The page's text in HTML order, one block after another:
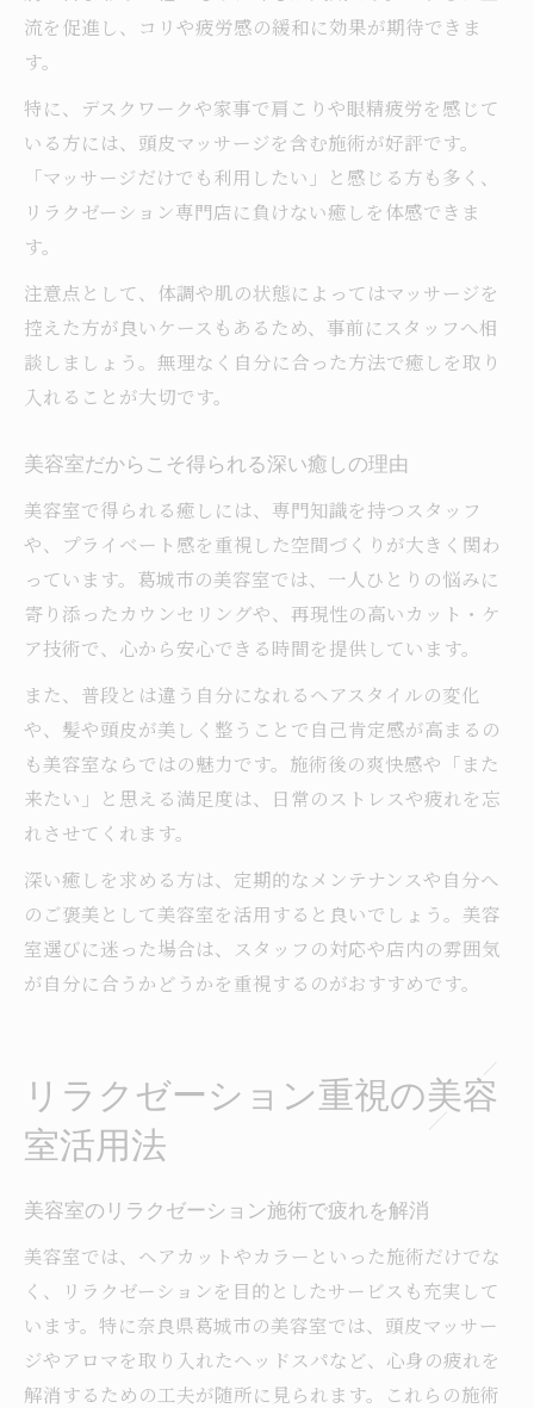
流を促進し、コリや疲労感の緩和に効果が期待できま
す。
特に、デスクワークや家事で肩こりや眼精疲労を感じて
いる方には、頭皮マッサージを含む施術が好評です。
「マッサージだけでも利用したい」と感じる方も多く、
リラクゼーション専門店に負けない癒しを体感できま
す。
注意点として、体調や肌の状態によってはマッサージを
控えた方が良いケースもあるため、事前にスタッフへ相
談しましょう。無理なく自分に合った方法で癒しを取り
入れることが大切です。
美容室だからこそ得られる深い癒しの理由
美容室で得られる癒しには、専門知識を持つスタッフ
や、プライベート感を重視した空間づくりが大きく関わ
っています。葛城市の美容室では、一人ひとりの悩みに
寄り添ったカウンセリングや、再現性の高いカット・ケ
ア技術で、心から安心できる時間を提供しています。
また、普段とは違う自分になれるヘアスタイルの変化
や、髪や頭皮が美しく整うことで自己肯定感が高まるの
も美容室ならではの魅力です。施術後の爽快感や「また
来たい」と思える満足度は、日常のストレスや疲れを忘
れさせてくれます。
深い癒しを求める方は、定期的なメンテナンスや自分へ
のご褒美として美容室を活用すると良いでしょう。美容
室選びに迷った場合は、スタッフの対応や店内の雰囲気
が自分に合うかどうかを重視するのがおすすめです。
リラクゼーション重視の美容
室活用法
美容室のリラクゼーション施術で疲れを解消
美容室では、ヘアカットやカラーといった施術だけでな
く、リラクゼーションを目的としたサービスも充実して
います。特に奈良県葛城市の美容室では、頭皮マッサー
ジやアロマを取り入れたヘッドスパなど、心身の疲れを
解消するための工夫が随所に見られます。これらの施術